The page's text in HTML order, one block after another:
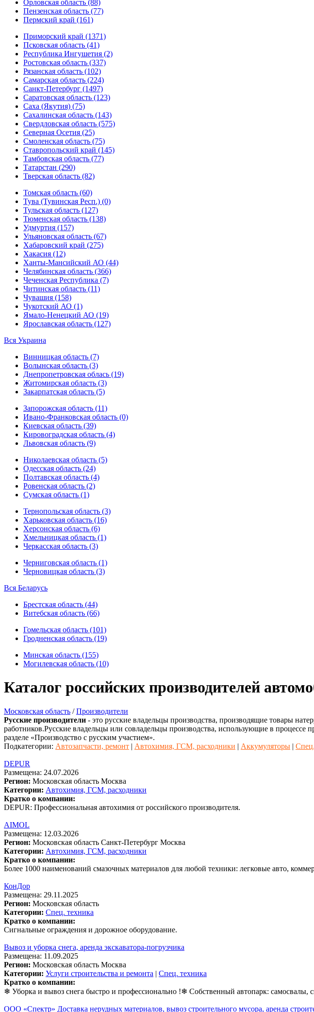
Орловская область (88)
Пензенская область (77)
Пермский край (161)
Приморский край (1371)
Псковская область (41)
Республика Ингушетия (2)
Ростовская область (337)
Рязанская область (102)
Самарская область (224)
Санкт-Петербург (1497)
Саратовская область (123)
Саха (Якутия) (75)
Сахалинская область (143)
Свердловская область (575)
Северная Осетия (25)
Смоленская область (75)
Ставропольский край (145)
Тамбовская область (77)
Татарстан (290)
Тверская область (82)
Томская область (60)
Тува (Тувинская Респ.) (0)
Тульская область (127)
Тюменская область (138)
Удмуртия (157)
Ульяновская область (67)
Хабаровский край (275)
Хакасия (12)
Ханты-Мансийский АО (44)
Челябинская область (366)
Чеченская Республика (7)
Читинская область (11)
Чувашия (158)
Чукотский АО (1)
Ямало-Ненецкий АО (19)
Ярославская область (127)
Вся Украина
Винницкая область (7)
Волынская область (3)
Днепропетровская облась (19)
Житомирская область (3)
Закарпатская область (5)
Запорожская область (11)
Ивано-Франковская область (0)
Киевская область (39)
Кировоградская область (4)
Львовская область (9)
Николаевская область (5)
Одесская область (24)
Полтавская область (4)
Ровенская область (2)
Сумская область (1)
Тернопольская область (3)
Харьковская область (16)
Херсонская область (6)
Хмельницкая область (1)
Черкасская область (3)
Черниговская область (1)
Черновицкая область (3)
Вся Беларусь
Брестская область (44)
Витебская область (66)
Гомельская область (101)
Гродненская область (19)
Минская область (155)
Могилевская область (10)
Каталог российских производителей
Московская область /Производители
Русские производители - это русские владельцы производства, производящие товары
работников.Русские владельцы или совладельцы производства, использующие в
разделе «Производство с русским участием».
Подкатегории: Автозапчасти, ремонт | Автохимия, ГСМ, расходники | Аккумуляторы |
DEPUR
Размещена: 24.07.2026
Регион: Московская область Москва
Категории: Автохимия, ГСМ, расходники
Кратко о компании:
DEPUR: Профессиональная автохимия от российского производителя.
AIMOL
Размещена: 12.03.2026
Регион: Московская область Санкт-Петербург Москва
Категории: Автохимия, ГСМ, расходники
Кратко о компании:
Более 1000 наименований смазочных материалов для любой техники: легковые авто,
КонДор
Размещена: 29.11.2025
Регион: Московская область
Категории: Спец. техника
Кратко о компании:
Сигнальные ограждения и дорожное оборудование.
Вывоз и уборка снега, аренда экскаватора-погрузчика
Размещена: 11.09.2025
Регион: Московская область Москва
Категории: Услуги строительства и ремонта | Спец. техника
Кратко о компании:
❄ Уборка и вывоз снега быстро и профессионально !❄ Собственный автопарк: самосвалы,
ООО «Спектр» Доставка нерудных материалов, вывоз строительного мусора, аренда